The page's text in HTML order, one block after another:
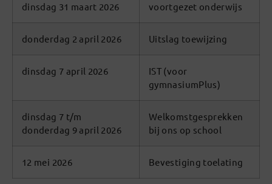
dinsdag 31 maart 2026
voortgezet onderwijs
donderdag 2 april 2026 Uitslag toewijzing
dinsdag 7 april 2026
IST (voor
gymnasiumPlus)
dinsdag 7 t/m
donderdag 9 april 2026
Welkomstgesprekken
bij ons op school
12 mei 2026 Bevestiging toelating